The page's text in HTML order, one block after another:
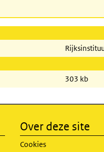
303 kb
Over deze site
Cookies